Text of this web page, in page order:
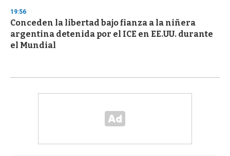
19:56
Conceden la libertad bajo fianza a la niñera
argentina detenida por el ICE en EE.UU. durante
el Mundial